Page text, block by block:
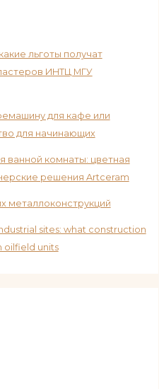
льготы получат
ИНТЦ МГУ
для кафе или
для начинающих
комнаты: цветная
решения Artceram
металлоконструкций
sites: what construction
oilfield units